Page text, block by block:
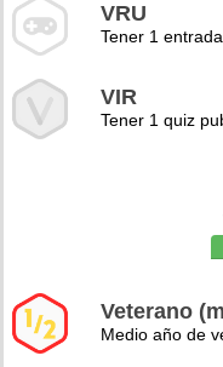
VRU
Tener 1
VIR
Tener 1 quiz
Veterano
Medio año de